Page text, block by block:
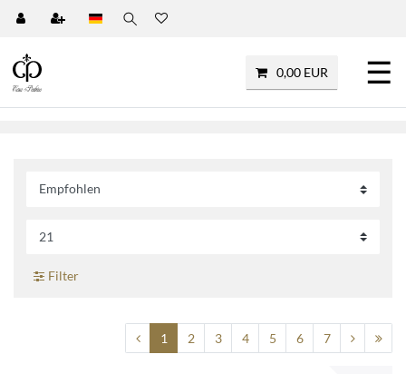
0,00 EUR ☰
Filter
1 2 3 4 5 6 7